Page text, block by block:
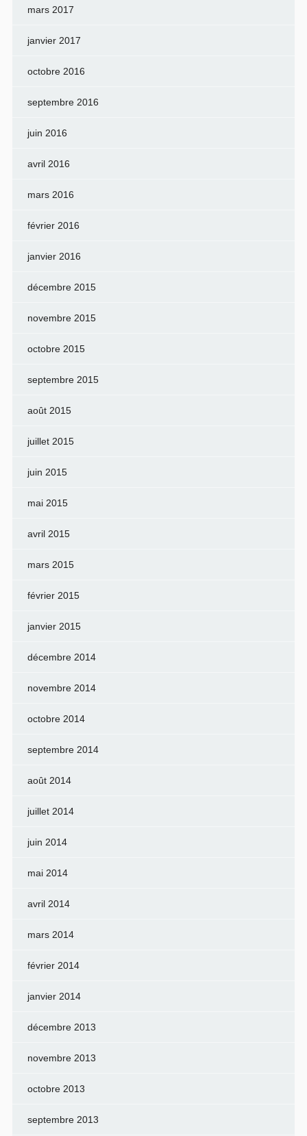
mars 2017
janvier 2017
octobre 2016
septembre 2016
juin 2016
avril 2016
mars 2016
février 2016
janvier 2016
décembre 2015
novembre 2015
octobre 2015
septembre 2015
août 2015
juillet 2015
juin 2015
mai 2015
avril 2015
mars 2015
février 2015
janvier 2015
décembre 2014
novembre 2014
octobre 2014
septembre 2014
août 2014
juillet 2014
juin 2014
mai 2014
avril 2014
mars 2014
février 2014
janvier 2014
décembre 2013
novembre 2013
octobre 2013
septembre 2013